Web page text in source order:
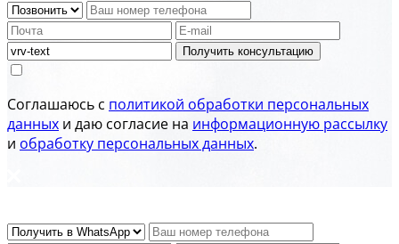
Получить консультацию
Соглашаюсь с политикой обработки персональных
данных и даю согласие на информационную рассылку
и обработку персональных данных.